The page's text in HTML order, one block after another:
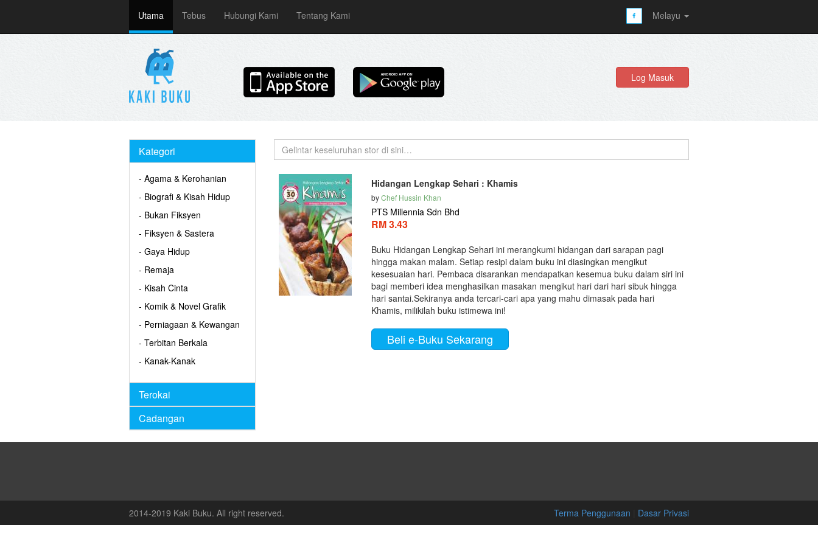
Utama Tebus Hubungi Kami Tentang Kami Melayu
Log Masuk
Kategori
- Agama & Kerohanian
- Biografi & Kisah Hidup
- Bukan Fiksyen
- Fiksyen & Sastera
- Gaya Hidup
- Remaja
- Kisah Cinta
- Komik & Novel Grafik
- Perniagaan & Kewangan
- Terbitan Berkala
- Kanak-Kanak
Terokai
Cadangan
Hidangan Lengkap Sehari : Khamis
byChef Hussin Khan
PTS Millennia Sdn Bhd
RM 3.43
Buku Hidangan Lengkap Sehari ini merangkumi hidangan dari sarapan pagi
hingga makan malam. Setiap resipi dalam buku ini diasingkan mengikut
kesesuaian hari. Pembaca disarankan mendapatkan kesemua buku dalam siri ini
bagi memberi idea menghasilkan masakan mengikut hari dari hari sibuk hingga
hari santai.Sekiranya anda tercari-cari apa yang mahu dimasak pada hari
Khamis, milikilah buku istimewa ini!
Beli e-Buku Sekarang
2014-2019 Kaki Buku. All right reserved. Terma Penggunaan Dasar Privasi